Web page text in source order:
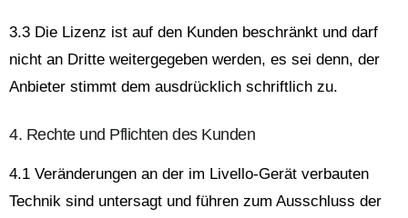
3.3 Die Lizenz ist auf den Kunden beschränkt und darf
nicht an Dritte weitergegeben werden, es sei denn, der
Anbieter stimmt dem ausdrücklich schriftlich zu.
4. Rechte und Pflichten des Kunden
4.1 Veränderungen an der im Livello-Gerät verbauten
Technik sind untersagt und führen zum Ausschluss der